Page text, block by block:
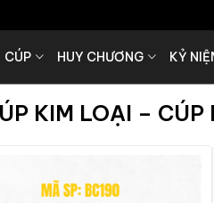
CÚP HUY CHƯƠNG KỶ
KIM LOẠI –